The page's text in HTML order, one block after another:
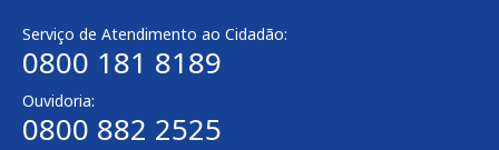
Serviço de Atendimento ao Cidadão:
0800 181 8189
Ouvidoria:
0800 882 2525​